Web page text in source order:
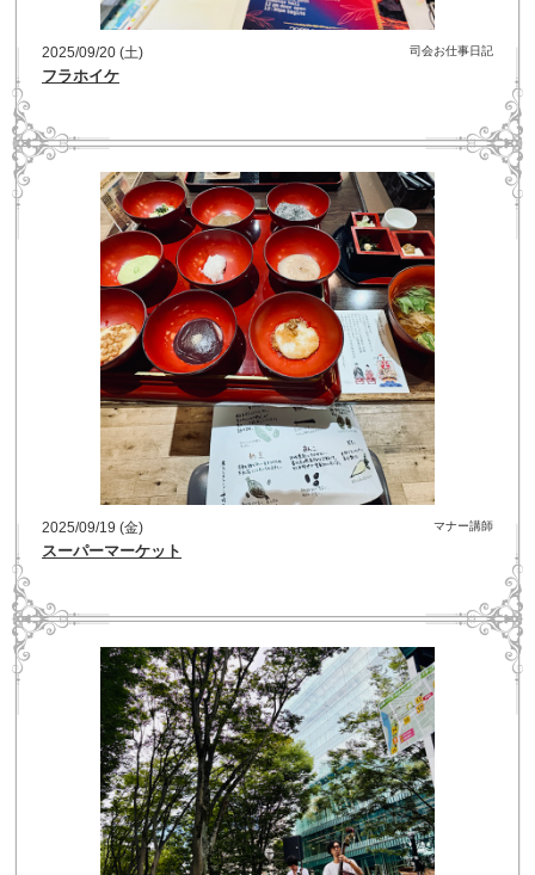
2025/09/20 (土) 司会お仕事日記
フラホイケ
2025/09/19 (金) マナー講師
スーパーマーケット